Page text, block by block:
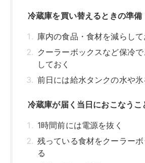
冷蔵庫を買い替えるときの準備
庫内の食品・食材を減らして
クーラーボックスなど保冷
しておく
前日には給水タンクの水や
冷蔵庫が届く当日におこなうこ
1時間前には電源を抜く
残っている食材をクーラー
る